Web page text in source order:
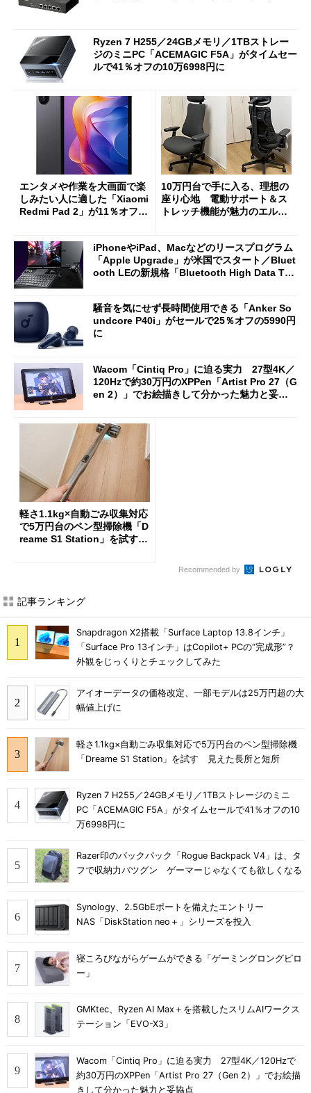
Ryzen 7 H255／24GBメモリ／1TBストレー
ジのミニPC「ACEMAGIC F5A」がタイムセー
ルで41％オフの10万6998円に
エンタメや作業を大画面で楽
しみたい人に適した「Xiaomi
Redmi Pad 2」が11％オフの
10万円台で手に入る、理想の
座り心地 電動サポート＆ス
トレッチ機能が魅力のエルゴ
iPhoneやiPad、Macなどのリースプログラム
「Apple Upgrade」が米国でスタート／Bluet
ooth LEの新規格「Bluetooth High Data Thr
騒音を気にせず長時間使用できる「Anker So
undcore P40i」がセールで25％オフの5990円
に
Wacom「Cintiq Pro」に迫る実力 27型4K／
120Hzで約30万円のXPPen「Artist Pro 27（G
en 2）」でお絵描きして分かった魅力と妥協
軽さ1.1kg×自動ごみ収集対応
で5万円台のペン型掃除機「D
reame S1 Station」を試す
Recommended by
記事ランキング
Snapdragon X2搭載「Surface Laptop 13.8インチ」
「Surface Pro 13インチ」はCopilot+ PCの“完成形”？
外観をじっくりとチェックしてみた
アイオーデータの価格改定、一部モデルは25万円超の大
幅値上げに
軽さ1.1kg×自動ごみ収集対応で5万円台のペン型掃除機
「Dreame S1 Station」を試す 見えた長所と短所
Ryzen 7 H255／24GBメモリ／1TBストレージのミニ
PC「ACEMAGIC F5A」がタイムセールで41％オフの10
万6998円に
Razer印のバックパック「Rogue Backpack V4」は、タ
フで収納力バツグン ゲーマーじゃなくても欲しくなる
Synology、2.5GbEポートを備えたエントリー
NAS「DiskStation neo＋」シリーズを投入
寝ころびながらゲームができる「ゲーミングロングピロ
ー」
GMKtec、Ryzen AI Max＋を搭載したスリムAIワークス
テーション「EVO-X3」
Wacom「Cintiq Pro」に迫る実力 27型4K／120Hzで
約30万円のXPPen「Artist Pro 27（Gen 2）」でお絵描
きして分かった魅力と妥協点